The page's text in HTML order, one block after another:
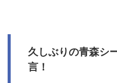
久しぶりの青森シ
言！